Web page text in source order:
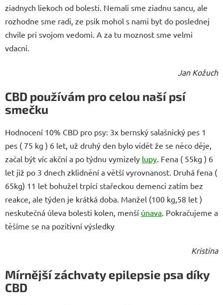
ziadnych liekoch od bolesti. Nemali sme ziadnu sancu, ale
rozhodne sme radi, ze psik mohol s nami byt do poslednej
chvile pri svojom vedomi. A za tu moznost sme velmi
vdacni.
Jan Kožuch
CBD používám pro celou naší psí
smečku
Hodnocení 10% CBD pro psy: 3x bernský salašnický pes 1
pes ( 75 kg ) 6 let, už druhý den bylo vidět že se něco děje,
začal být víc akční a po týdnu vymizely lupy. Fena ( 55kg ) 6
let již po 3 dnech zklidnění a větší vyrovnanost. Druhá fena (
65kg) 11 let bohužel trpící stařeckou demenci zatím bez
reakce, ale týden je krátká doba. Manžel (100 kg,58 let )
neskutečná úleva bolesti kolen, menší únava. Pokračujeme a
těšíme se na pozitivní výsledky
Kristína
Mírnější záchvaty epilepsie psa díky
CBD